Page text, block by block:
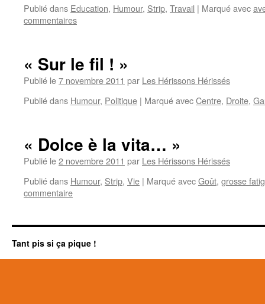
Publié dans Education, Humour, Strip, Travail | Marqué avec
commentaires
« Sur le fil ! »
Publié le7 novembre 2011 par Les Hérissons Hérissés
Publié dans Humour, Politique | Marqué avecCentre, Droite,
« Dolce è la vita… »
Publié le2 novembre 2011 par Les Hérissons Hérissés
Publié dans Humour, Strip, Vie | Marqué avecGoût, grosse
commentaire
Tant pis si ça pique !